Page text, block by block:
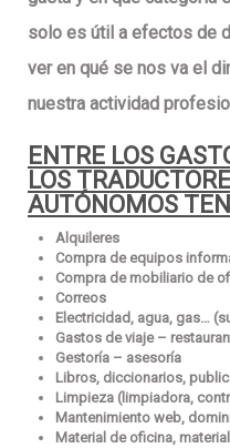
solo es útil a efectos de
ver en qué se nos va el
nuestra actividad
ENTRE LOS
LOS
AUTÓNOMOS
Alquileres
Compra de equipos
Compra de mobiliario de
Correos
Electricidad, agua, gas…
Gastos de viaje –
Gestoría – asesoría
Libros, diccionarios,
Limpieza (limpiadora,
Mantenimiento web,
Material de oficina,